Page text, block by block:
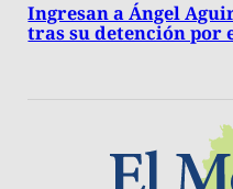
Ingresan a Ángel
tras su detención por